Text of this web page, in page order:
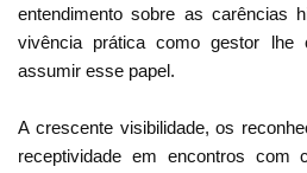
entendimento sobre as carências
vivência prática como gestor lhe
assumir esse papel.
A crescente visibilidade, os
receptividade em encontros com